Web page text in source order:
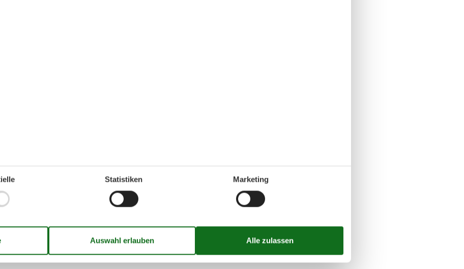
Handtücher bereit und die Betten sind
(Erstausstattung, bitte zubuchen).
Unterkunft: 1
Statistiken Marketing